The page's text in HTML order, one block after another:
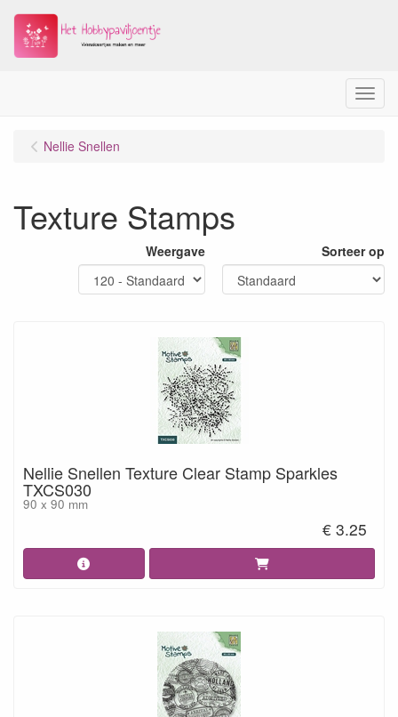
Menu
Nellie Snellen
Texture Stamps
Weergave Sorteer op
Nellie Snellen Texture Clear Stamp Sparkles
TXCS030
90 x 90 mm
€ 3.25